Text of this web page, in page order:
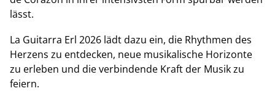
lässt.
La Guitarra Erl 2026 lädt dazu ein, die Rhythmen des
Herzens zu entdecken, neue musikalische Horizonte
zu erleben und die verbindende Kraft der Musik zu
feiern.